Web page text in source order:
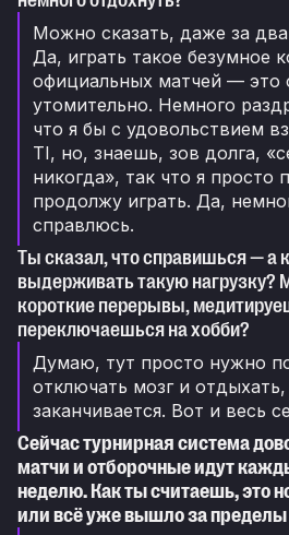
Можно сказать, даже за
Да, играть такое безумное
официальных матчей — это
утомительно. Немного
что я бы с удовольствием
TI, но, знаешь, зов долга,
никогда», так что я просто
продолжу играть. Да,
справлюсь.
Ты сказал, что справишься — а
выдерживать такую нагрузку?
короткие перерывы,
переключаешься на хобби?
Думаю, тут просто нужно
отключать мозг и отдыхать,
заканчивается. Вот и весь
Сейчас турнирная система
матчи и отборочные идут
неделю. Как ты считаешь, это
или всё уже вышло за пределы